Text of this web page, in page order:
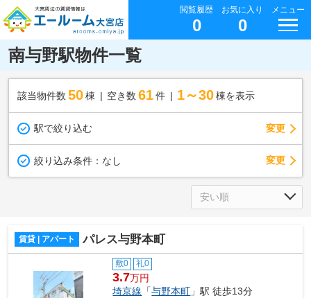
閲覧履歴
0
お気に入り
0
メニュー
南与野駅物件一覧
該当物件数 50棟 空き数 61 件 1～30 棟を表示
駅で絞り込む 変更
絞り込み条件： なし 変更
賃貸 | アパート パレス与野本町
敷0 礼0
3.7万円
埼京線 「与野本町 」駅 徒歩13分